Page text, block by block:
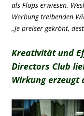
als Flops erwiesen.
Werbung treibenden
„Je preiser gekrönt,
Kreativität und
Directors Club
Wirkung erzeugt